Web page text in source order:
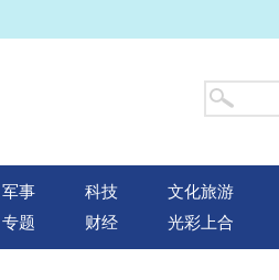
军事 科技 文化旅游
专题 财经 光彩上合